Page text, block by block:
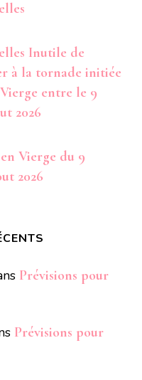
Inutile de
à la tornade initiée
entre le 9
2026
Vierge du 9
2026
Prévisions pour
Prévisions pour